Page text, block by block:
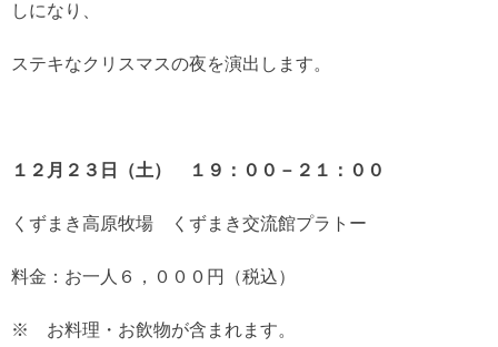
しになり、
ステキなクリスマスの夜を演出します。
１２月２３日（土） １９：００－２１：００
くずまき高原牧場 くずまき交流館プラトー
料金：お一人６，０００円（税込）
※ お料理・お飲物が含まれます。